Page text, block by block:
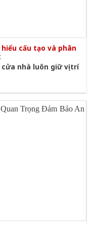
cấu tạo và phân
nhà luôn giữ vị trí